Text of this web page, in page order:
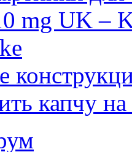
mg UK –
капчу